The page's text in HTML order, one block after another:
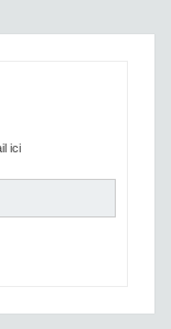
ici